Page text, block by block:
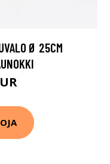
Ø 25CM